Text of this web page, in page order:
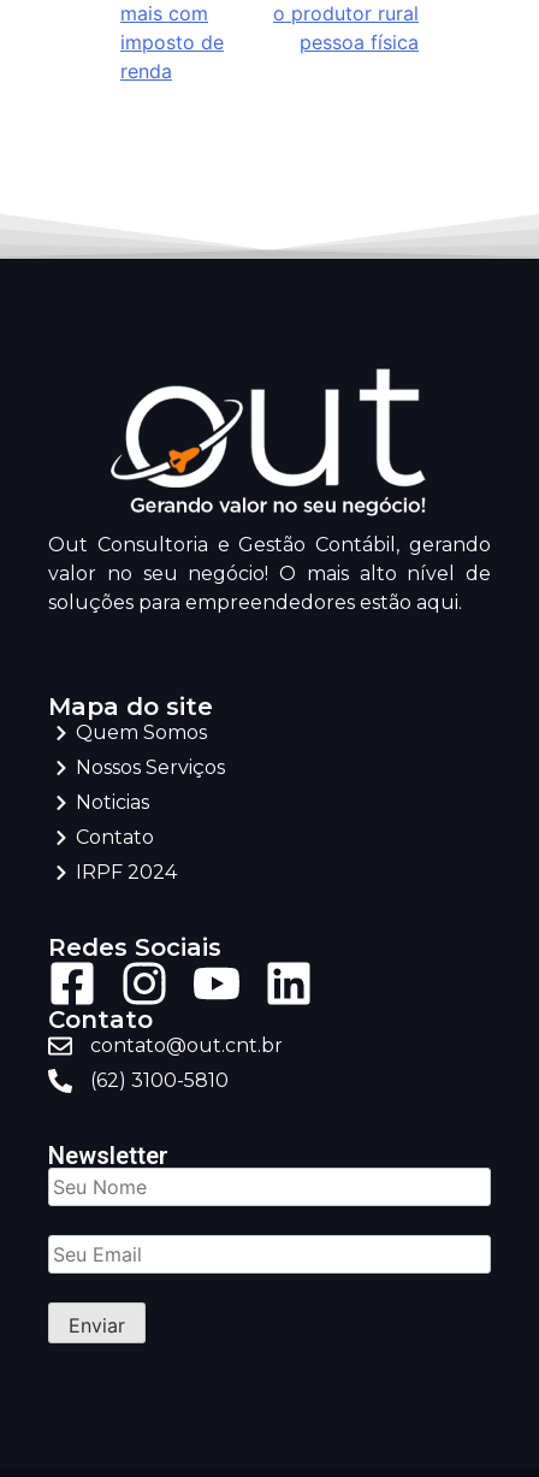
mais com
imposto de
renda
o produtor rural
pessoa física
Out Consultoria e Gestão Contábil, gerando
valor no seu negócio! O mais alto nível de
soluções para empreendedores estão aqui.
Mapa do site
Quem Somos
Nossos Serviços
Noticias
Contato
IRPF 2024
Redes Sociais
Contato
contato@out.cnt.br
(62) 3100-5810
Newsletter